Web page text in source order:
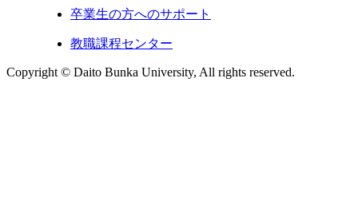
卒業生の方へのサポート
教職課程センター
Copyright © Daito Bunka University, All rights reserved.